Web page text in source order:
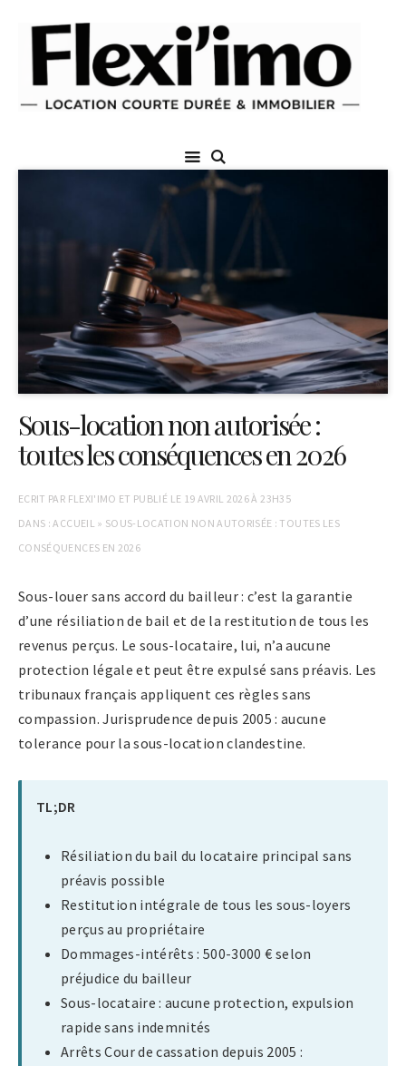
Sous-location non autorisée :
toutes les conséquences en 2026
ECRIT PAR FLEXI'IMO ET PUBLIÉ LE 19 AVRIL 2026 À 23H35
DANS :ACCUEIL » SOUS-LOCATION NON AUTORISÉE : TOUTES LES
CONSÉQUENCES EN 2026
Sous-louer sans accord du bailleur : c’est la garantie
d’une résiliation de bail et de la restitution de tous les
revenus perçus. Le sous-locataire, lui, n’a aucune
protection légale et peut être expulsé sans préavis. Les
tribunaux français appliquent ces règles sans
compassion. Jurisprudence depuis 2005 : aucune
tolerance pour la sous-location clandestine.
TL;DR
Résiliation du bail du locataire principal sans
préavis possible
Restitution intégrale de tous les sous-loyers
perçus au propriétaire
Dommages-intérêts : 500-3000 € selon
préjudice du bailleur
Sous-locataire : aucune protection, expulsion
rapide sans indemnités
Arrêts Cour de cassation depuis 2005 :